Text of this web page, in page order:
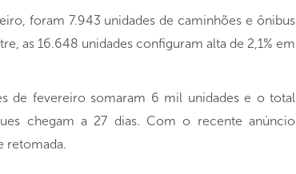
foram 7.943 unidades de caminhões e ônibus
as 16.648 unidades configuram alta de 2,1% em
de fevereiro somaram 6 mil unidades e o total
chegam a 27 dias. Com o recente anúncio
retomada.